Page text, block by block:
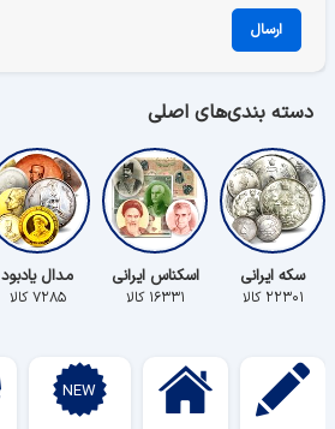
ارسال
دسته بندی‌های اصلی
سکه ایرانی
۲۲۳۰۱ کالا
اسکناس ایرانی
۱۶۳۳۱ کالا
مدال یادبود
۷۲۸۵ کالا